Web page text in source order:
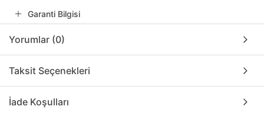
Garanti Bilgisi
Yorumlar (0)
Taksit Seçenekleri
İade Koşulları